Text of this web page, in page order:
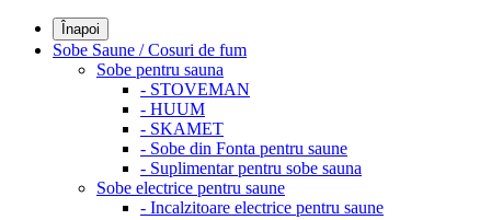
Înapoi
Sobe Saune / Cosuri de fum
Sobe pentru sauna
- STOVEMAN
- HUUM
- SKAMET
- Sobe din Fonta pentru saune
- Suplimentar pentru sobe sauna
Sobe electrice pentru saune
- Incalzitoare electrice pentru saune